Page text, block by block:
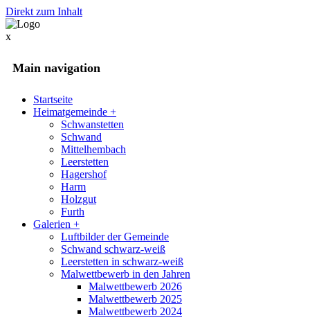
Direkt zum Inhalt
x
Main navigation
Startseite
Heimatgemeinde +
Schwanstetten
Schwand
Mittelhembach
Leerstetten
Hagershof
Harm
Holzgut
Furth
Galerien +
Luftbilder der Gemeinde
Schwand schwarz-weiß
Leerstetten in schwarz-weiß
Malwettbewerb in den Jahren
Malwettbewerb 2026
Malwettbewerb 2025
Malwettbewerb 2024